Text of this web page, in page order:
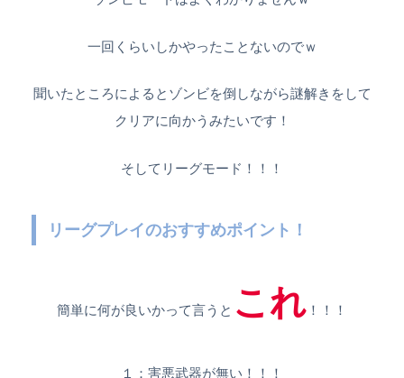
一回くらいしかやったことないのでｗ
聞いたところによるとゾンビを倒しながら謎解きをして
クリアに向かうみたいです！
そしてリーグモード！！！
リーグプレイのおすすめポイント！
簡単に何が良いかって言うと これ ！！！
１：害悪武器が無い！！！